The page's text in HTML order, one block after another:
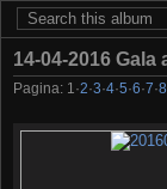
14-04-2016
Pagina: 1 ·2·3·4·5·6·7·8